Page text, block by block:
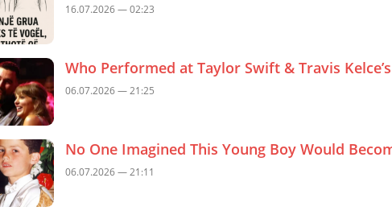
16.07.2026 — 02:23
Who Performed at Taylor Swift & Travis
06.07.2026 — 21:25
No One Imagined This Young Boy Would
06.07.2026 — 21:11